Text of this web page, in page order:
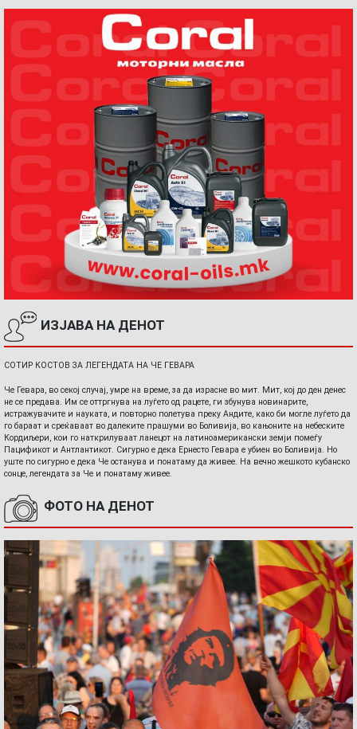
ИЗЈАВА НА ДЕНОТ
СОТИР КОСТОВ ЗА ЛЕГЕНДАТА НА ЧЕ ГЕВАРА
Че Гевара, во секој случај, умре на време, за да израсне во мит. Мит, кој до ден денес
не се предава. Им се оттргнува на луѓето од рацете, ги збунува новинарите,
истражувачите и науката, и повторно полетува преку Андите, како би могле луѓето да
го бараат и среќаваат во далеките прашуми во Боливија, во кањоните на небеските
Кордиљери, кои го наткрилуваат ланецот на латиноамерикански земји помеѓу
Пацификот и Антлантикот. Сигурно е дека Ернесто Гевара е убиен во Боливија. Но
уште по сигурно е дека Че останува и понатаму да живее. На вечно жешкото кубанско
сонце, легендата за Че и понатаму живее.
ФОТО НА ДЕНОТ